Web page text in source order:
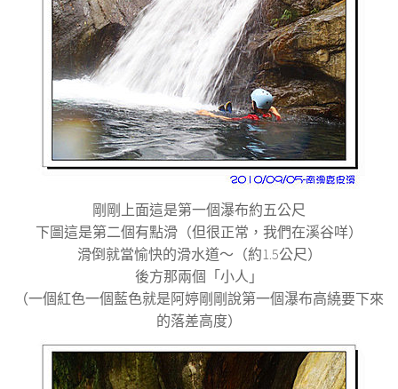
剛剛上面這是第一個瀑布約五公尺
下圖這是第二個有點滑（但很正常，我們在溪谷咩）
滑倒就當愉快的滑水道～（約1.5公尺）
後方那兩個「小人」
（一個紅色一個藍色就是阿婷剛剛說第一個瀑布高繞要下來
的落差高度）